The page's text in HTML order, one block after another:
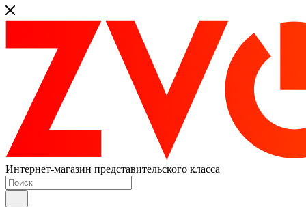
Интернет-магазин представительского класса